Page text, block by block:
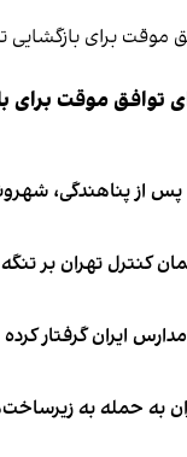
موقت برای
کنترل تهران بر
ایران گرفتار
به حمله به